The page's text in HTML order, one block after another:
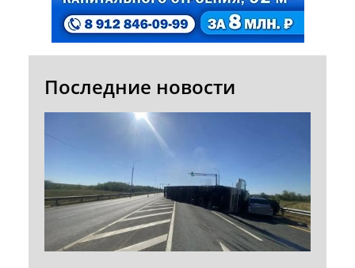
Последние новости